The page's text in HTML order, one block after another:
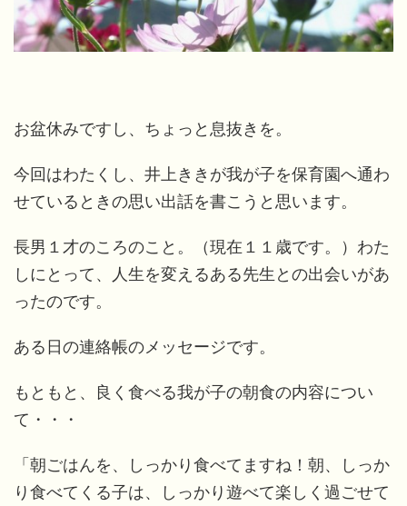
お盆休みですし、ちょっと息抜きを。
今回はわたくし、井上ききが我が子を保育園へ通わ
せているときの思い出話を書こうと思います。
長男１才のころのこと。（現在１１歳です。）わた
しにとって、人生を変えるある先生との出会いがあ
ったのです。
ある日の連絡帳のメッセージです。
もともと、良く食べる我が子の朝食の内容につい
て・・・
「朝ごはんを、しっかり食べてますね！朝、しっか
り食べてくる子は、しっかり遊べて楽しく過ごせて